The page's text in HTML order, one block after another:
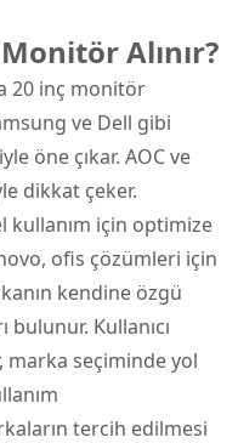
Alınır?
20 inç monitör
ve Dell gibi
öne çıkar. AOC ve
dikkat çeker.
kullanım için optimize
ofis çözümleri için
kendine özgü
Kullanıcı
marka seçiminde yol
tercih edilmesi